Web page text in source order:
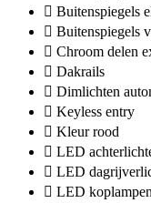
Buitenspiegels
Buitenspiegels
Chroom delen
Dakrails
Dimlichten
Keyless entry
Kleur rood
LED
LED
LED koplampen